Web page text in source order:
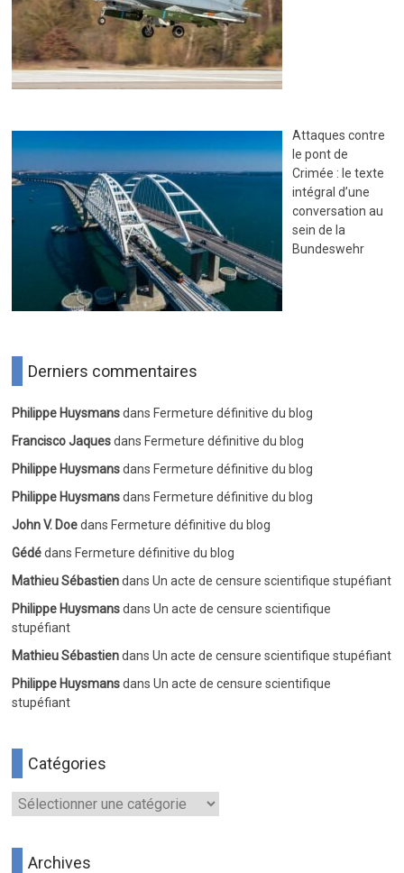
Attaques contre
le pont de
Crimée : le texte
intégral d’une
conversation au
sein de la
Bundeswehr
Derniers commentaires
Philippe Huysmansdans Fermeture définitive du blog
Francisco Jaquesdans Fermeture définitive du blog
Philippe Huysmansdans Fermeture définitive du blog
Philippe Huysmansdans Fermeture définitive du blog
John V. Doedans Fermeture définitive du blog
Gédédans Fermeture définitive du blog
Mathieu SébastiendansUn acte de censure scientifique stupéfiant
Philippe HuysmansdansUn acte de censure scientifique
stupéfiant
Mathieu SébastiendansUn acte de censure scientifique stupéfiant
Philippe HuysmansdansUn acte de censure scientifique
stupéfiant
Catégories
Catégories
Archives